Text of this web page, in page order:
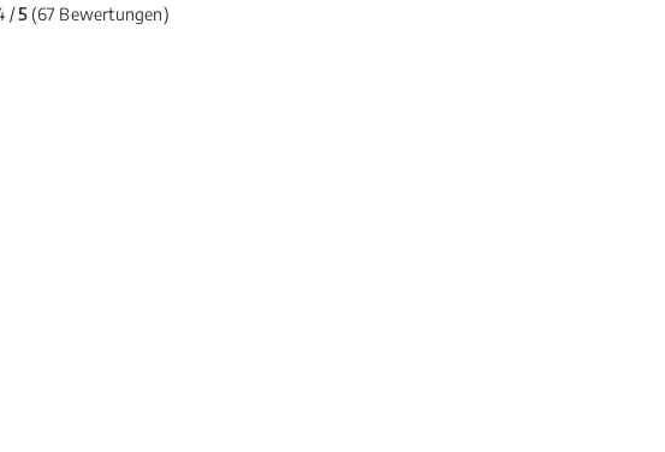
/5(67 Bewertungen)